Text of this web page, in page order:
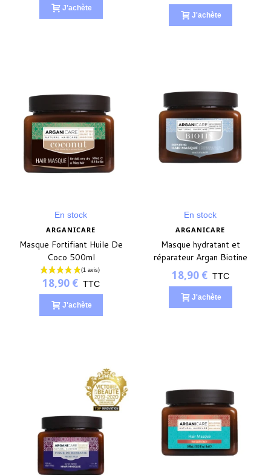
J'achète
J'achète
En stock
ARGANICARE
Masque Fortifiant Huile De
Coco 500ml
18,90 € TTC
J'achète
En stock
ARGANICARE
Masque hydratant et
réparateur Argan Biotine
18,90 € TTC
J'achète